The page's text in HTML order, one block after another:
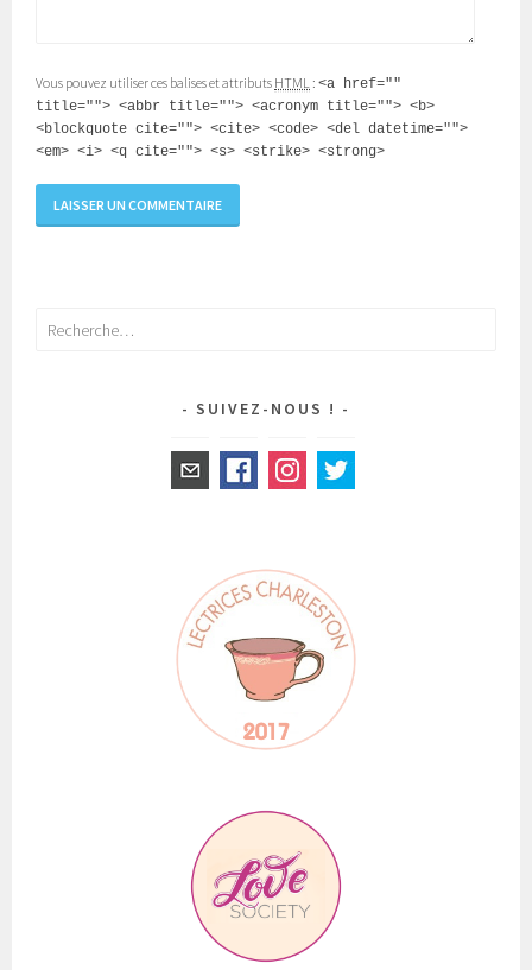
Vous pouvez utiliser ces balises et attributs HTML :<a href=""
title=""> <abbr title=""> <acronym title=""> <b>
<blockquote cite=""> <cite> <code> <del datetime="">
<em> <i> <q cite=""> <s> <strike> <strong>
Rechercher :
SUIVEZ-NOUS !